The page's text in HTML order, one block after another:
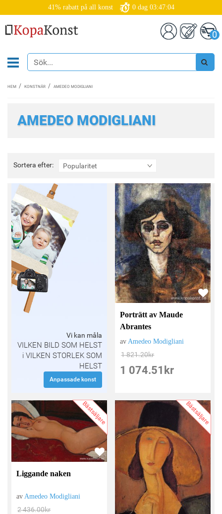
41% rabatt på all konst 0 dag 03:47:02
0
HEM KONSTNÄR AMEDEO MODIGLIANI
AMEDEO MODIGLIANI
Sortera efter: Popularitet
Sortera
efter:
Vi kan måla
VILKEN BILD SOM HELST
i VILKEN STORLEK SOM
HELST
Anpassade konst
Porträtt av Maude
Abrantes
av Amedeo Modigliani
1 821.20kr
1 074.51 kr
Bästsäljare
Liggande naken
avAmedeo Modigliani
2 436.00kr
Bästsäljare